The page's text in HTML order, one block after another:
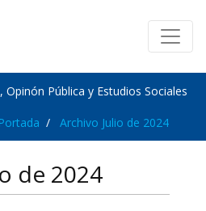
Pública y Estudios Sociales
Portada Archivo Julio de 2024
de 2024